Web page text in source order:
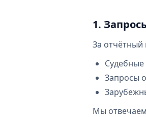
1.
За
Судебные
Запросы
Мы